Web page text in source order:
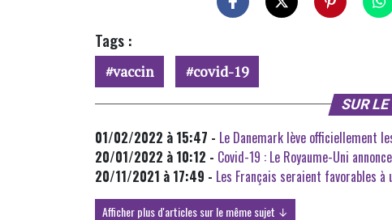
Tags :
vaccin covid-19
SUR
01/02/2022 à 15:47 - Le Danemark lève officiellement
20/01/2022 à 10:12 - Covid-19 : Le Royaume-Uni
20/11/2021 à 17:49 - Les Français seraient favorables à
Afficher plus d'articles sur le même sujet ↓